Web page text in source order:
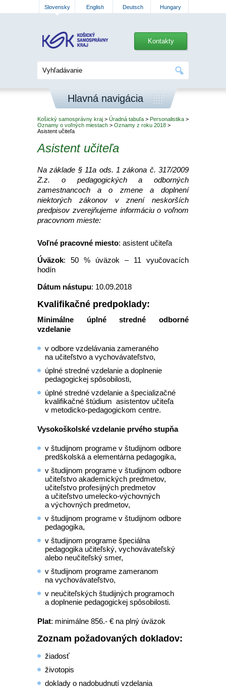
Slovensky English Deutsch Hungary
Kontakty
Hlavná navigácia
Košický samosprávny kraj > Úradná tabuľa > Personalistika >
Oznamy o voľných miestach > Oznamy z roku 2018 >
Asistent učiteľa
Asistent učiteľa
Na základe § 11a ods. 1 zákona č. 317/2009
Z.z. o pedagogických a odborných
zamestnancoch a o zmene a doplnení
niektorých zákonov v znení neskorších
predpisov zverejňujeme informáciu o voľnom
pracovnom mieste:
Voľné pracovné miesto: asistent učiteľa
Úväzok: 50 % úväzok – 11 vyučovacích
hodín
Dátum nástupu: 10.09.2018
Kvalifikačné predpoklady:
Minimálne úplné stredné odborné
vzdelanie
v odbore vzdelávania zameraného
na učiteľstvo a vychovávateľstvo,
úplné stredné vzdelanie a doplnenie
pedagogickej spôsobilosti,
úplné stredné vzdelanie a špecializačné
kvalifikačné štúdium asistentov učiteľa
v metodicko-pedagogickom centre.
Vysokoškolské vzdelanie prvého stupňa
v študijnom programe v študijnom odbore
predškolská a elementárna pedagogika,
v študijnom programe v študijnom odbore
učiteľstvo akademických predmetov,
učiteľstvo profesijných predmetov
a učiteľstvo umelecko-výchovných
a výchovných predmetov,
v študijnom programe v študijnom odbore
pedagogika,
v študijnom programe špeciálna
pedagogika učiteľský, vychovávateľský
alebo neučiteľský smer,
v študijnom programe zameranom
na vychovávateľstvo,
v neučiteľských študijných programoch
a doplnenie pedagogickej spôsobilosti.
Plat: minimálne 856.- € na plný úväzok
Zoznam požadovaných dokladov:
žiadosť
životopis
doklady o nadobudnutí vzdelania